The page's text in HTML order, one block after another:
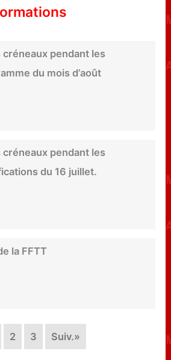
pendant les
du mois d’août
pendant les
du 16 juillet.
la FFTT
2 3 Suiv.»